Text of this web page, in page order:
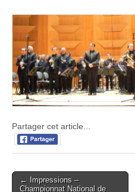
Partager cet article...
Post
← Impressions –
Championnat National de